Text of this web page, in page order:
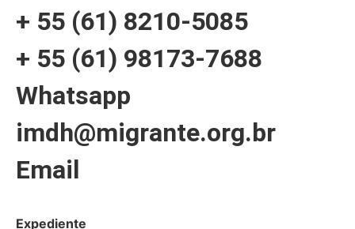
+ 55 (61) 8210-5085
+ 55 (61) 98173-7688
Whatsapp
imdh@migrante.org.br
Email
Expediente